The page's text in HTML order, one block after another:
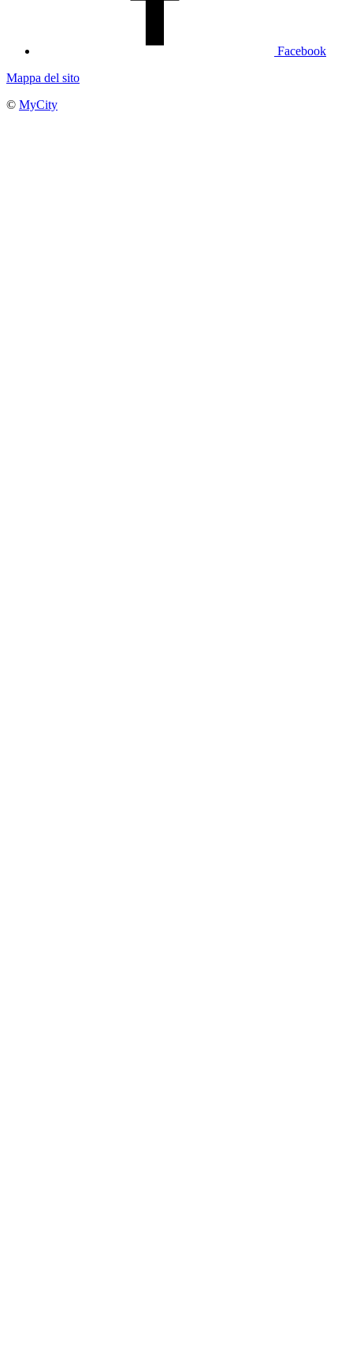
Facebook
Mappa del sito
© MyCity